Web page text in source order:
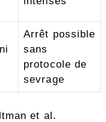
Arrêt possible
sans
protocole de
sevrage
et al.